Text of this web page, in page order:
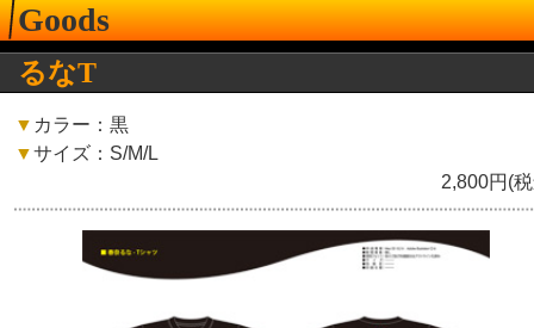
Goods
るなT
▼ カラー：黒
▼サイズ：S/M/L
2,800円(